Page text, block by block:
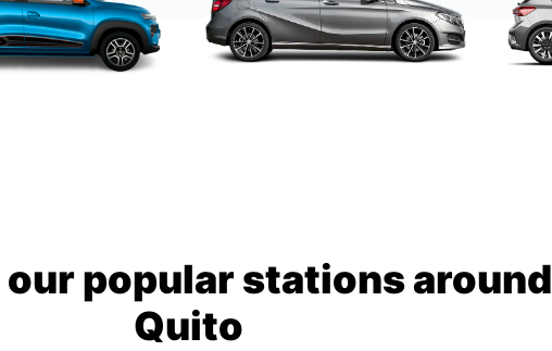
popular stations around
Quito